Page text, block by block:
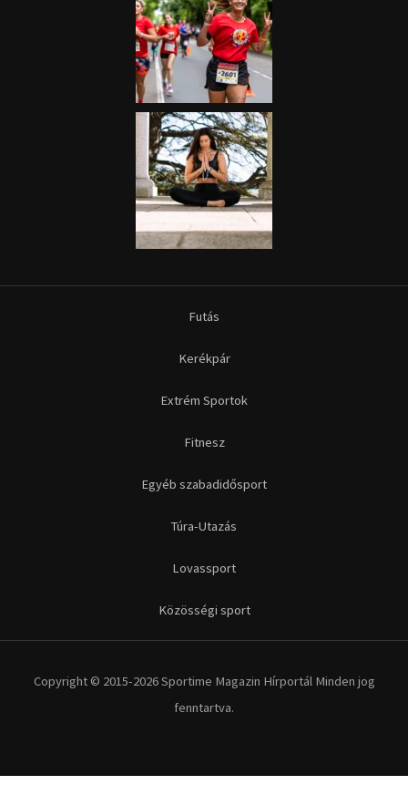
Futás
Kerékpár
Extrém Sportok
Fitnesz
Egyéb szabadidősport
Túra-Utazás
Lovassport
Közösségi sport
Copyright © 2015-2026 Sportime Magazin Hírportál Minden jog
fenntartva.